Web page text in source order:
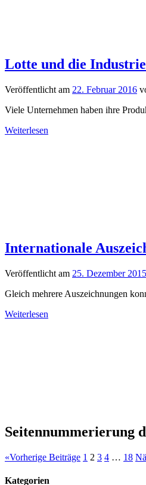
Lotte und die
Veröffentlicht am 22. Februar 2016
Viele Unternehmen haben ihre
Weiterlesen
Internationale
Veröffentlicht am 25. Dezember 2015
Gleich mehrere Auszeichnungen
Weiterlesen
Seitennummerierung
«Vorherige Beiträge 1 2 3 4 … 18
Kategorien